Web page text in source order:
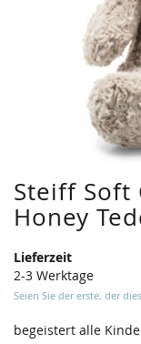
Steiff Soft
Honey
Lieferzeit
2-3 Werktage
Seien Sie der erste, der
begeistert alle
Zum
Anfang
der
springen